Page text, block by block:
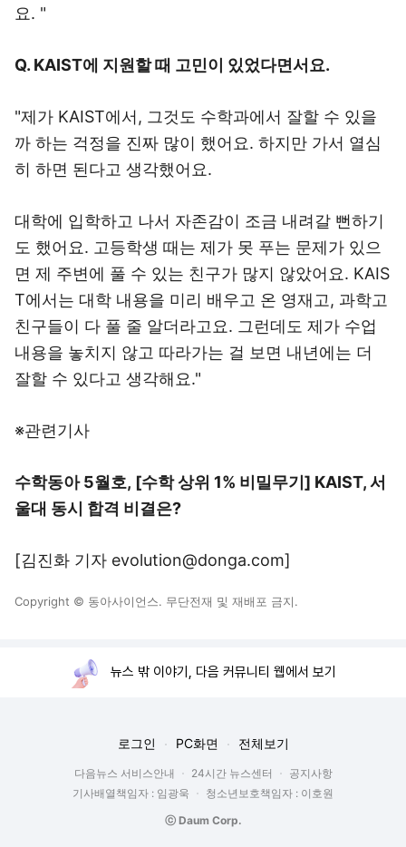
요. "
Q. KAIST에 지원할 때 고민이 있었다면서요.
"제가 KAIST에서, 그것도 수학과에서 잘할 수 있을
까 하는 걱정을 진짜 많이 했어요. 하지만 가서 열심
히 하면 된다고 생각했어요.
대학에 입학하고 나서 자존감이 조금 내려갈 뻔하기
도 했어요. 고등학생 때는 제가 못 푸는 문제가 있으
면 제 주변에 풀 수 있는 친구가 많지 않았어요. KAIS
T에서는 대학 내용을 미리 배우고 온 영재고, 과학고
친구들이 다 풀 줄 알더라고요. 그런데도 제가 수업
내용을 놓치지 않고 따라가는 걸 보면 내년에는 더
잘할 수 있다고 생각해요."
※관련기사
수학동아 5월호, [수학 상위 1% 비밀무기] KAIST, 서
울대 동시 합격 비결은?
[김진화 기자 evolution@donga.com]
Copyright © 동아사이언스. 무단전재 및 재배포 금지.
뉴스 밖 이야기, 다음 커뮤니티 웹에서 보기
로그인 PC화면 전체보기
다음뉴스 서비스안내 24시간 뉴스센터
공지사항
기사배열책임자 : 임광욱
청소년보호책임자 : 이호원
ⓒ Daum Corp.